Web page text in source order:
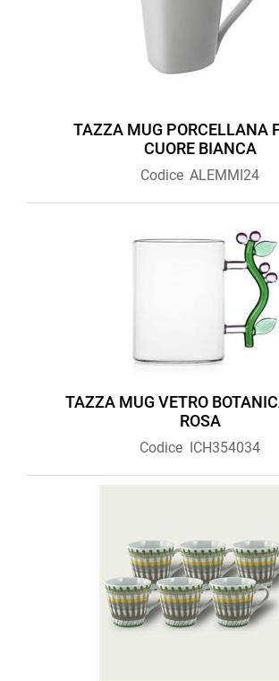
TAZZA MUG PORCELLANA
CUORE BIANCA
Codice ALEMMI24
TAZZA MUG VETRO
ROSA
Codice ICH354034